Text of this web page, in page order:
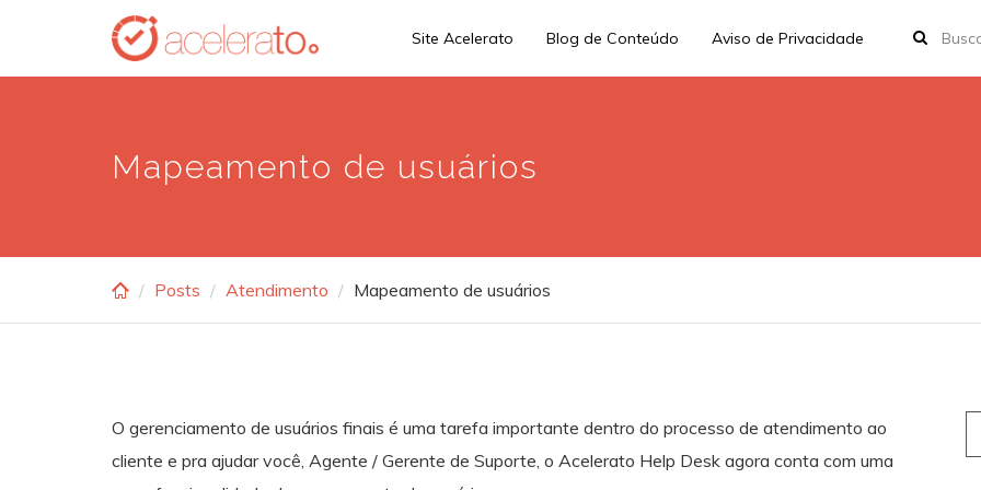
main
Site Acelerato Blog de Conteúdo Aviso de Privacidade
Mapeamento de usuários
Posts Atendimento Mapeamento de usuários
O gerenciamento de usuários finais é uma tarefa importante dentro do processo de atendimento ao
cliente e pra ajudar você, Agente / Gerente de Suporte, o Acelerato Help Desk agora conta com uma